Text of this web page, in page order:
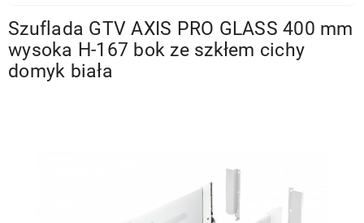
Szuflada GTV AXIS PRO GLASS 400 mm
wysoka H-167 bok ze szkłem cichy
domyk biała